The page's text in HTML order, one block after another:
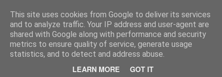
This site uses cookies from Google to deliver its services
and to analyze traffic. Your IP address and user-agent are
shared with Google along with performance and security
metrics to ensure quality of service, generate usage
statistics, and to detect and address abuse.
LEARN MORE GOT IT
MyKinoTrailer
Pages